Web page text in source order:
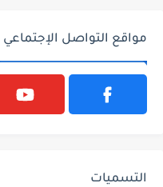
مواقع التواصل الإجتماعي
التسميات